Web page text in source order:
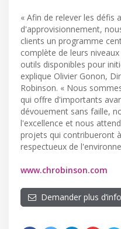
« Afin de relever les défis
d'approvisionnement,
clients un programme
complète de leurs
outils disponibles pour
explique Olivier Gonon,
Robinson. « Nous
qui offre d'importants
dévouement sans faille,
l'excellence et nous
projets qui contribueront
respectueux de
www.chrobinson.com
Demander plus